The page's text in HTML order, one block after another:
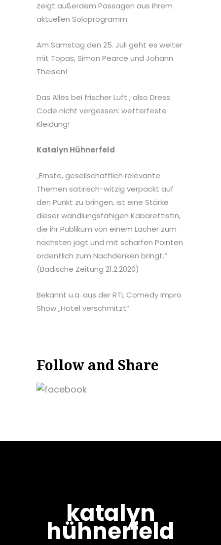
zeigt außerdem Passagen aus ihrem
aktuellen Soloprogramm.
Am Samstag den 25. Juli geht es weiter
mit Topas, Simon Pearce und Johann
Theisen!
Das Alles bei frischer Luft , also Dress
Code nicht vergessen: wetterfeste
Kleidung!
Katalyn Hühnerfeld
„Ernste, gesellschaftlich relevante
Themen satirisch-witzig verpackt auf
den Punkt zu bringen, ist eine Stärke
dieser wandlungsfähigen Kabarettistin,
die ihr Publikum von einem Lacher zum
nächsten jagt und mit scharfen Pointen
ordentlich zum Nachdenken bringt.“
(Badische Zeitung 21.2.2020)
Bekannt u.a. aus der RTL Comedy Impro
Show „Hotel verschmitzt“.
Follow and Share
katalyn
hühnerfeld